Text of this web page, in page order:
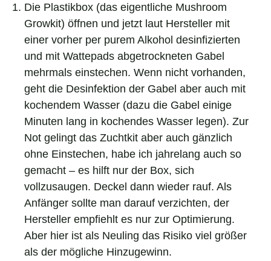
Die Plastikbox (das eigentliche Mushroom
Growkit) öffnen und jetzt laut Hersteller mit
einer vorher per purem Alkohol desinfizierten
und mit Wattepads abgetrockneten Gabel
mehrmals einstechen. Wenn nicht vorhanden,
geht die Desinfektion der Gabel aber auch mit
kochendem Wasser (dazu die Gabel einige
Minuten lang in kochendes Wasser legen). Zur
Not gelingt das Zuchtkit aber auch gänzlich
ohne Einstechen, habe ich jahrelang auch so
gemacht – es hilft nur der Box, sich
vollzusaugen. Deckel dann wieder rauf. Als
Anfänger sollte man darauf verzichten, der
Hersteller empfiehlt es nur zur Optimierung.
Aber hier ist als Neuling das Risiko viel größer
als der mögliche Hinzugewinn.